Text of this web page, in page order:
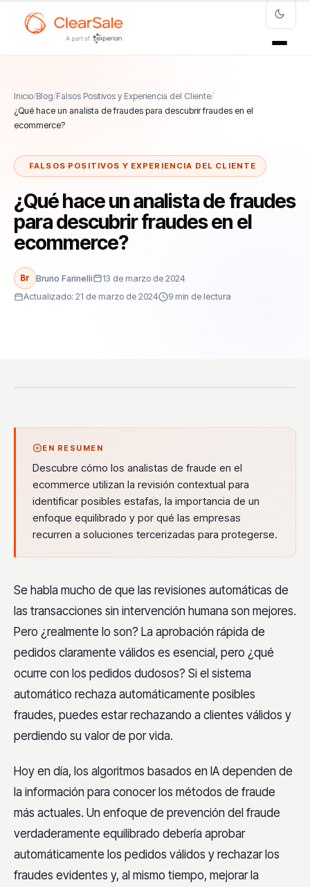
Inicio/Blog/Falsos Positivos y Experiencia del Cliente/
¿Qué hace un analista de fraudes para descubrir fraudes en el
ecommerce?
FALSOS POSITIVOS Y EXPERIENCIA DEL CLIENTE
¿Qué hace un analista de fraudes
para descubrir fraudes en el
ecommerce?
Br Bruno Farinelli
13 de marzo de 2024
Actualizado: 21 de marzo de 2024
9 min de lectura
EN RESUMEN
Descubre cómo los analistas de fraude en el
ecommerce utilizan la revisión contextual para
identificar posibles estafas, la importancia de un
enfoque equilibrado y por qué las empresas
recurren a soluciones tercerizadas para protegerse.
Se habla mucho de que las revisiones automáticas de
las transacciones sin intervención humana son mejores.
Pero ¿realmente lo son? La aprobación rápida de
pedidos claramente válidos es esencial, pero ¿qué
ocurre con los pedidos dudosos? Si el sistema
automático rechaza automáticamente posibles
fraudes, puedes estar rechazando a clientes válidos y
perdiendo su valor de por vida.
Hoy en día, los algoritmos basados en IA dependen de
la información para conocer los métodos de fraude
más actuales. Un enfoque de prevención del fraude
verdaderamente equilibrado debería aprobar
automáticamente los pedidos válidos y rechazar los
fraudes evidentes y, al mismo tiempo, mejorar la